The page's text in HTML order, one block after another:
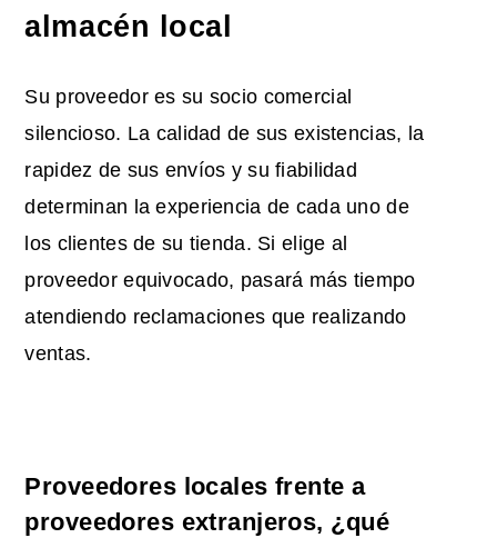
almacén local
Su proveedor es su socio comercial
silencioso. La calidad de sus existencias, la
rapidez de sus envíos y su fiabilidad
determinan la experiencia de cada uno de
los clientes de su tienda. Si elige al
proveedor equivocado, pasará más tiempo
atendiendo reclamaciones que realizando
ventas.
Proveedores locales frente a
proveedores extranjeros, ¿qué